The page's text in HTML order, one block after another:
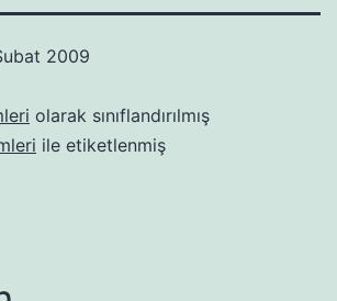
2009
olarak sınıflandırılmış
ile etiketlenmiş